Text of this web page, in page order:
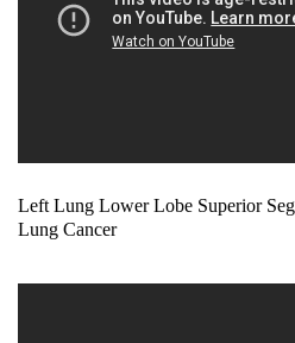
Left Lung Lower Lobe Superior
Lung Cancer